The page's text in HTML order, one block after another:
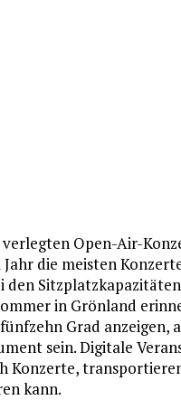
Open-Air-
die meisten
den
in Grönland
Grad anzeigen,
sein. Digitale
kann.